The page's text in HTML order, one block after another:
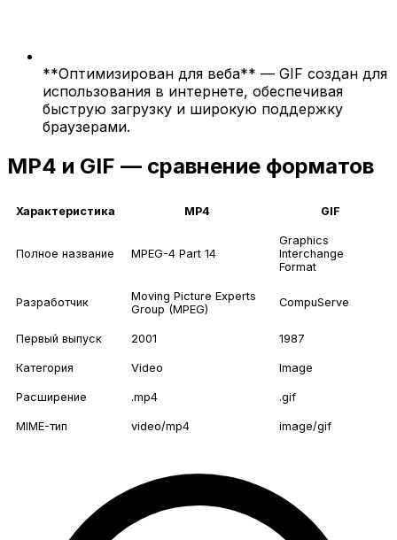
**Оптимизирован для веба** — GIF создан для
использования в интернете, обеспечивая
быструю загрузку и широкую поддержку
браузерами.
MP4 и GIF — сравнение форматов
Характеристика MP4 GIF
Полное название MPEG-4 Part 14
Graphics
Interchange
Format
Разработчик
Moving Picture Experts
Group (MPEG)
CompuServe
Первый выпуск 2001 1987
Категория Video Image
Расширение .mp4 .gif
MIME-тип video/mp4 image/gif